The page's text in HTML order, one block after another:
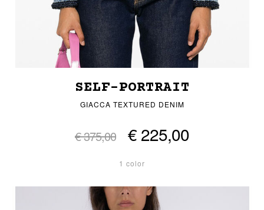
SELF-PORTRAIT
GIACCA TEXTURED DENIM
€ 375,00 € 225,00
1 color